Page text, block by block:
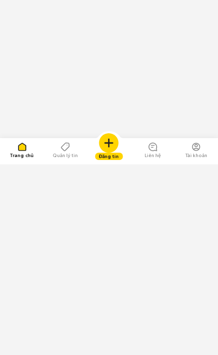
Trang chủ Quản lý tin Đăng tin Liên hệ Tài khoản